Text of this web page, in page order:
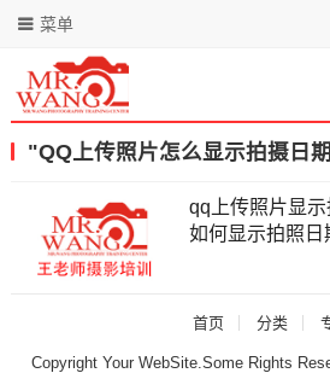
菜单
"QQ上传照片怎么显示拍摄日
qq上传照片显
如何显示拍照日
首页 分类
Copyright Your WebSite.Some Rights